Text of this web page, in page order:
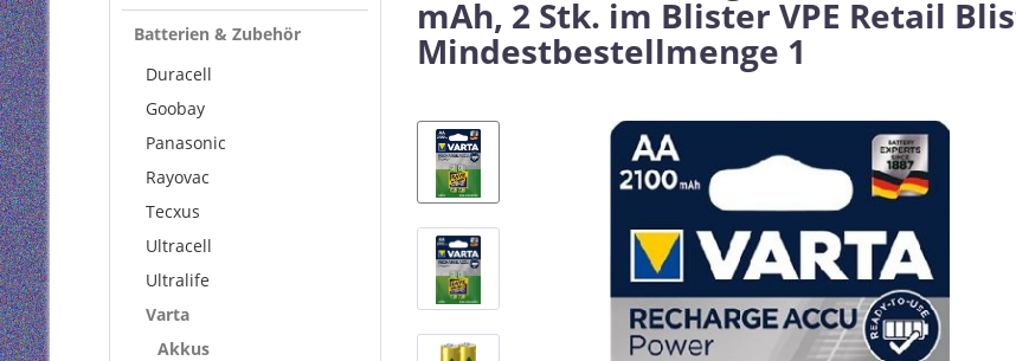
Batterien & Zubehör
Duracell
Goobay
Panasonic
Rayovac
Tecxus
Ultracell
Ultralife
Varta
Akkus
mAh, 2 Stk. im Blister VPE Retail
Mindestbestellmenge 1